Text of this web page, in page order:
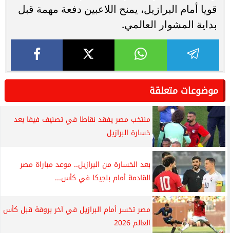
قويا أمام البرازيل، يمنح اللاعبين دفعة مهمة قبل
بداية المشوار العالمي.
موضوعات متعلقة
منتخب مصر يفقد نقاطا في تصنيف فيفا بعد
خسارة البرازيل
بعد الخسارة من البرازيل.. موعد مباراة مصر
القادمة أمام بلجيكا في كأس...
مصر تخسر أمام البرازيل في آخر بروفة قبل كأس
العالم 2026